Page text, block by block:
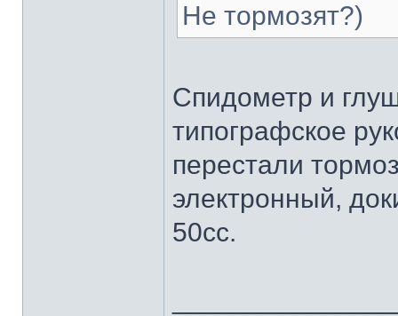
Не тормозят?)
Спидометр и
типографское
перестали
электронный,
50сс.